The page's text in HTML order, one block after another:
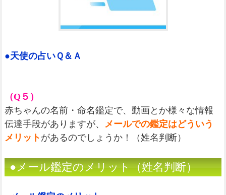
●天使の占いＱ＆Ａ
（Q５）
赤ちゃんの名前・命名鑑定で、動画とか様々な情報
伝達手段がありますが、 メールでの鑑定はどういう
メリット があるのでしょうか！（姓名判断）
●メール鑑定のメリット（姓名判断）